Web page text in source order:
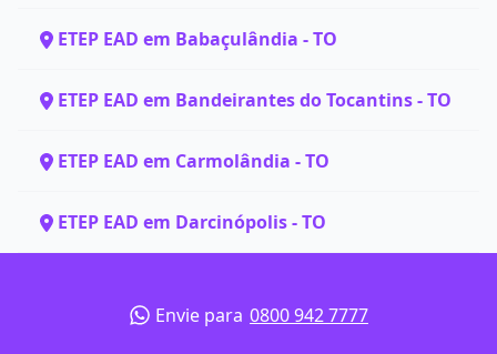
ETEP EAD em Babaçulândia - TO
ETEP EAD em Bandeirantes do Tocantins - TO
ETEP EAD em Carmolândia - TO
ETEP EAD em Darcinópolis - TO
Envie para 0800 942 7777